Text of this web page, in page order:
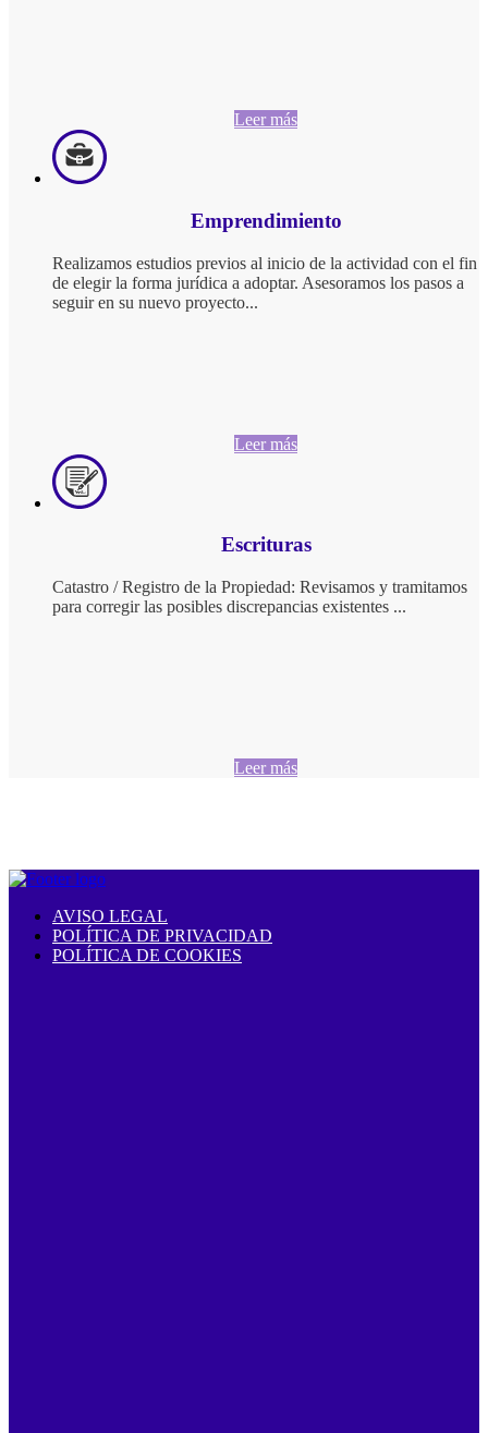
Leer más
Emprendimiento
Realizamos estudios previos al inicio de la actividad con el fin
de elegir la forma jurídica a adoptar. Asesoramos los pasos a
seguir en su nuevo proyecto...
Leer más
Escrituras
Catastro / Registro de la Propiedad: Revisamos y tramitamos
para corregir las posibles discrepancias existentes ...
Leer más
AVISO LEGAL
POLÍTICA DE PRIVACIDAD
POLÍTICA DE COOKIES